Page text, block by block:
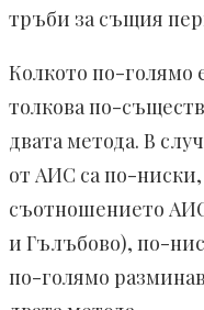
тръби за същия
Колкото по-голямо
толкова по-
двата метода. В
от АИС са по-
съотношението
и Гълъбово), по-
по-голямо